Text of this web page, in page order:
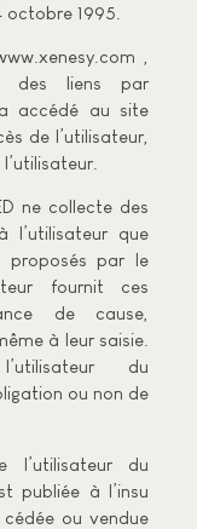
octobre 1995.
,
des liens par
a accédé au site
de l’utilisateur,
ne collecte des
l’utilisateur que
proposés par le
fournit ces
de cause,
à leur saisie.
du
ou non de
l’utilisateur du
publiée à l’insu
cédée ou vendue